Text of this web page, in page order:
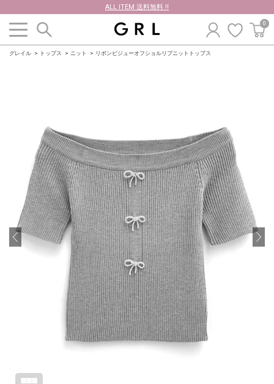
ALL ITEM 送料無料 !!
0
グレイル トップス ニット リボンビジューオフショルリブニットトップス